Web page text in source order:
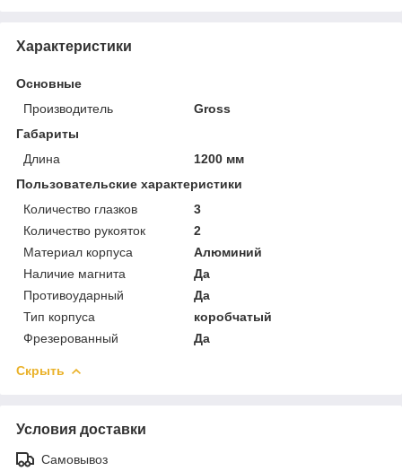
Характеристики
Основные
Производитель
Gross
Габариты
Длина
1200 мм
Пользовательские характеристики
Количество глазков
3
Количество рукояток
2
Материал корпуса
Алюминий
Наличие магнита
Да
Противоударный
Да
Тип корпуса
коробчатый
Фрезерованный
Да
Скрыть
Условия доставки
Самовывоз